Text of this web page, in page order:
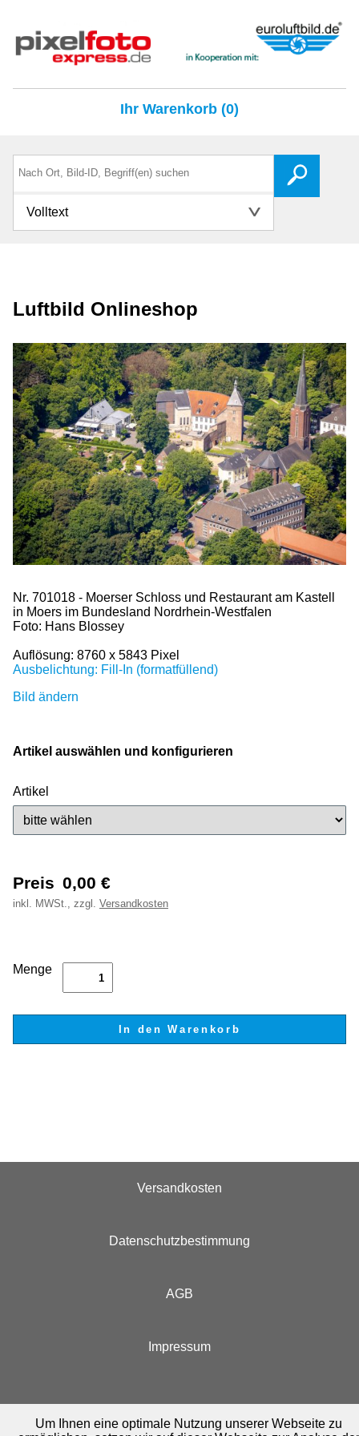
Ihr Warenkorb (0)
Volltext
Luftbild Onlineshop
Nr. 701018 - Moerser Schloss und Restaurant am Kastell
in Moers im Bundesland Nordrhein-Westfalen
Foto: Hans Blossey
Auflösung: 8760 x 5843 Pixel
Ausbelichtung: Fill-In (formatfüllend)
Bild ändern
Artikel auswählen und konfigurieren
Artikel
Preis 0,00 €
inkl. MWSt., zzgl. Versandkosten
Menge
Versandkosten
Datenschutzbestimmung
AGB
Impressum
Um Ihnen eine optimale Nutzung unserer Webseite zu